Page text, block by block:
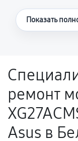
Что
Поломка
Показать
ремонт
Asus в